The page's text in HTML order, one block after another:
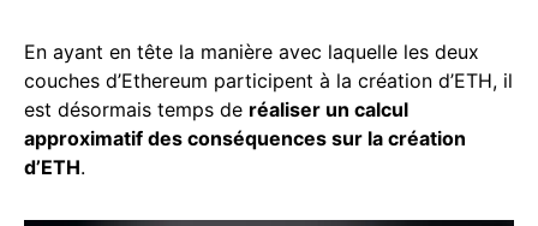
En ayant en tête la manière avec laquelle les deux
couches d’Ethereum participent à la création d’ETH, il
est désormais temps de réaliser un calcul
approximatif des conséquences sur la création
d’ETH.